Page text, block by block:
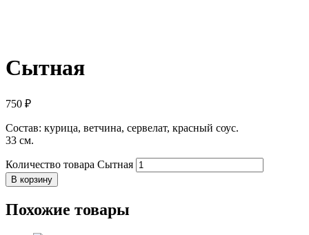
Сытная
750 ₽
Состав: курица, ветчина, сервелат, красный соус.
33 см.
Количество товара Сытная
В корзину
Похожие товары